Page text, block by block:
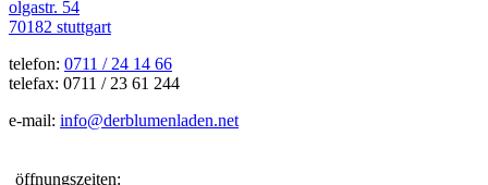
olgastr. 54
70182 stuttgart
telefon: 0711 / 24 14 66
telefax: 0711 / 23 61 244
e-mail: info@derblumenladen.net
öffnungszeiten: